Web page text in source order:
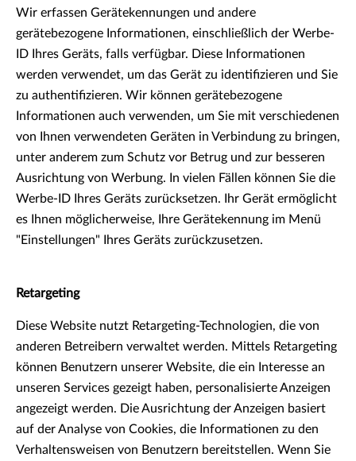
Wir erfassen Gerätekennungen und andere
gerätebezogene Informationen, einschließlich der Werbe-
ID Ihres Geräts, falls verfügbar. Diese Informationen
werden verwendet, um das Gerät zu identifizieren und Sie
zu authentifizieren. Wir können gerätebezogene
Informationen auch verwenden, um Sie mit verschiedenen
von Ihnen verwendeten Geräten in Verbindung zu bringen,
unter anderem zum Schutz vor Betrug und zur besseren
Ausrichtung von Werbung. In vielen Fällen können Sie die
Werbe-ID Ihres Geräts zurücksetzen. Ihr Gerät ermöglicht
es Ihnen möglicherweise, Ihre Gerätekennung im Menü
"Einstellungen" Ihres Geräts zurückzusetzen.
Retargeting
Diese Website nutzt Retargeting-Technologien, die von
anderen Betreibern verwaltet werden. Mittels Retargeting
können Benutzern unserer Website, die ein Interesse an
unseren Services gezeigt haben, personalisierte Anzeigen
angezeigt werden. Die Ausrichtung der Anzeigen basiert
auf der Analyse von Cookies, die Informationen zu den
Verhaltensweisen von Benutzern bereitstellen. Wenn Sie